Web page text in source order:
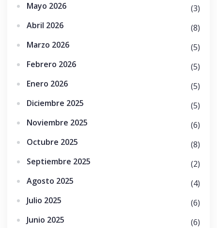
Mayo 2026
(3)
Abril 2026
(8)
Marzo 2026
(5)
Febrero 2026
(5)
Enero 2026
(5)
Diciembre 2025
(5)
Noviembre 2025
(6)
Octubre 2025
(8)
Septiembre 2025
(2)
Agosto 2025
(4)
Julio 2025
(6)
Junio 2025
(6)